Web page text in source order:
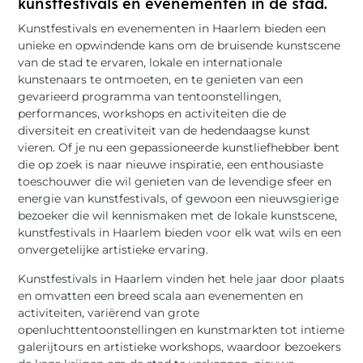
Kunstfestivals en evenementen in Haarlem bieden een
unieke en opwindende kans om de bruisende kunstscene
van de stad te ervaren, lokale en internationale
kunstenaars te ontmoeten, en te genieten van een
gevarieerd programma van tentoonstellingen,
performances, workshops en activiteiten die de
diversiteit en creativiteit van de hedendaagse kunst
vieren. Of je nu een gepassioneerde kunstliefhebber bent
die op zoek is naar nieuwe inspiratie, een enthousiaste
toeschouwer die wil genieten van de levendige sfeer en
energie van kunstfestivals, of gewoon een nieuwsgierige
bezoeker die wil kennismaken met de lokale kunstscene,
kunstfestivals in Haarlem bieden voor elk wat wils en een
onvergetelijke artistieke ervaring.
Kunstfestivals in Haarlem vinden het hele jaar door plaats
en omvatten een breed scala aan evenementen en
activiteiten, variërend van grote
openluchttentoonstellingen en kunstmarkten tot intieme
galerijtours en artistieke workshops, waardoor bezoekers